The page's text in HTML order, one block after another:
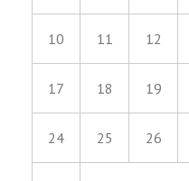
10 11 12
17 18 19
24 25 26